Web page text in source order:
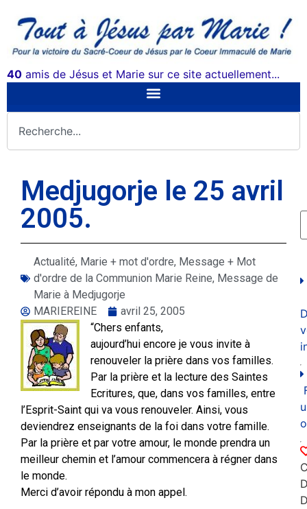
40 amis de Jésus et Marie sur ce site actuellement...
Medjugorje le 25 avril
2005.
Actualité, Marie + mot d'ordre, Message + Mot
d'ordre de la Communion Marie Reine, Message de
Marie à Medjugorje
MARIEREINE
avril 25, 2005
“Chers enfants,
aujourd’hui encore je vous invite à
renouveler la prière dans vos familles.
Par la prière et la lecture des Saintes
Ecritures, que, dans vos familles, entre
l’Esprit-Saint qui va vous renouveler. Ainsi, vous
deviendrez enseignants de la foi dans votre famille.
Par la prière et par votre amour, le monde prendra un
meilleur chemin et l’amour commencera à régner dans
le monde.
Merci d’avoir répondu à mon appel.